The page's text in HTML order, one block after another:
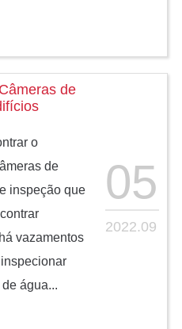
de
05
2022.09
o
de
inspeção que
vazamentos
água...